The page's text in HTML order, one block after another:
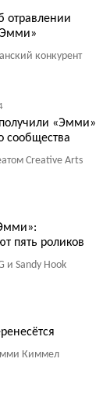
отравлении
конкурент
«Эмми»
сообщества
Creative Arts
пять роликов
и Sandy Hook
Киммел